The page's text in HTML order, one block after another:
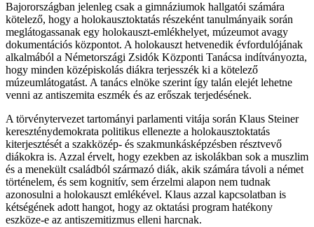
Bajorországban jelenleg csak a gimnáziumok hallgatói számára
kötelező, hogy a holokausztoktatás részeként tanulmányaik során
meglátogassanak egy holokauszt-emlékhelyet, múzeumot avagy
dokumentációs központot. A holokauszt hetvenedik évfordulójának
alkalmából a Németországi Zsidók Központi Tanácsa indítványozta,
hogy minden középiskolás diákra terjesszék ki a kötelező
múzeumlátogatást. A tanács elnöke szerint így talán elejét lehetne
venni az antiszemita eszmék és az erőszak terjedésének.
A törvénytervezet tartományi parlamenti vitája során Klaus Steiner
kereszténydemokrata politikus ellenezte a holokausztoktatás
kiterjesztését a szakközép- és szakmunkásképzésben résztvevő
diákokra is. Azzal érvelt, hogy ezekben az iskolákban sok a muszlim
és a menekült családból származó diák, akik számára távoli a német
történelem, és sem kognitív, sem érzelmi alapon nem tudnak
azonosulni a holokauszt emlékével. Klaus azzal kapcsolatban is
kétségének adott hangot, hogy az oktatási program hatékony
eszköze-e az antiszemitizmus elleni harcnak.